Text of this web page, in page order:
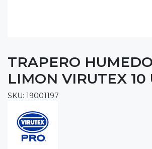
TRAPERO
LIMON VIRUTEX 10
SKU: 19001197